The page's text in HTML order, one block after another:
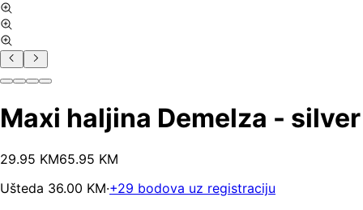
Maxi haljina Demelza - silver
29.95 KM65.95 KM
Ušteda 36.00 KM·+29 bodova uz registraciju